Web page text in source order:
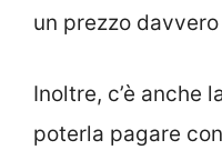
un prezzo
Inoltre, c’è anche
poterla pagare